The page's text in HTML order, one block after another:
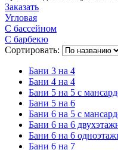
Заказать
Угловая
С бассейном
С барбекю
Сортировать:
Бани 3 на 4
Бани 4 на 4
Бани 5 на 5 с
Бани 5 на 6
Бани 6 на 5 с
Бани 6 на 6
Бани 6 на 6
Бани 6 на 7